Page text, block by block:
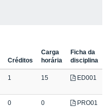
Créditos
Carga
horária
Ficha da
disciplina
1 15 ED001
0 0 PRO01